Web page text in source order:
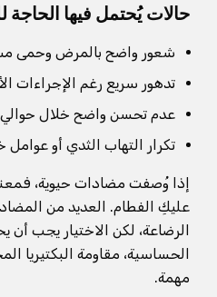
حالات يُحتمل فيها الحاجة
شعور واضح بالمرض وحمى
تدهور سريع رغم الإجراءات
عدم تحسن واضح خلال حوالي 24 إلى 48 ساعة
تكرار التهاب الثدي أو
إذا وُصفت مضادات حيوية،
عليكِ الفطام. العديد من
الرضاعة، لكن الاختيار يجب أن
الحساسية، مقاومة البكتيريا
مهمة.